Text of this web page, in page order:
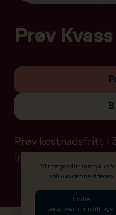
Prøv
Prøv kostnadsfritt i
ingen
Vi trenger ditt samtykke
spille av denne videoen
Endre
personverninnstillinger